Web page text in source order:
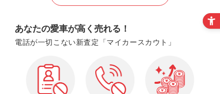
あなたの愛車が高く売れる！
電話が一切こない新査定「マイカースカウト」